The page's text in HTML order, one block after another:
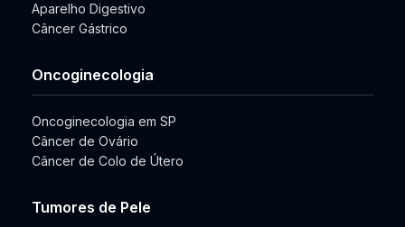
Aparelho Digestivo
Câncer Gástrico
Oncoginecologia
Oncoginecologia em SP
Câncer de Ovário
Câncer de Colo de Útero
Tumores de Pele